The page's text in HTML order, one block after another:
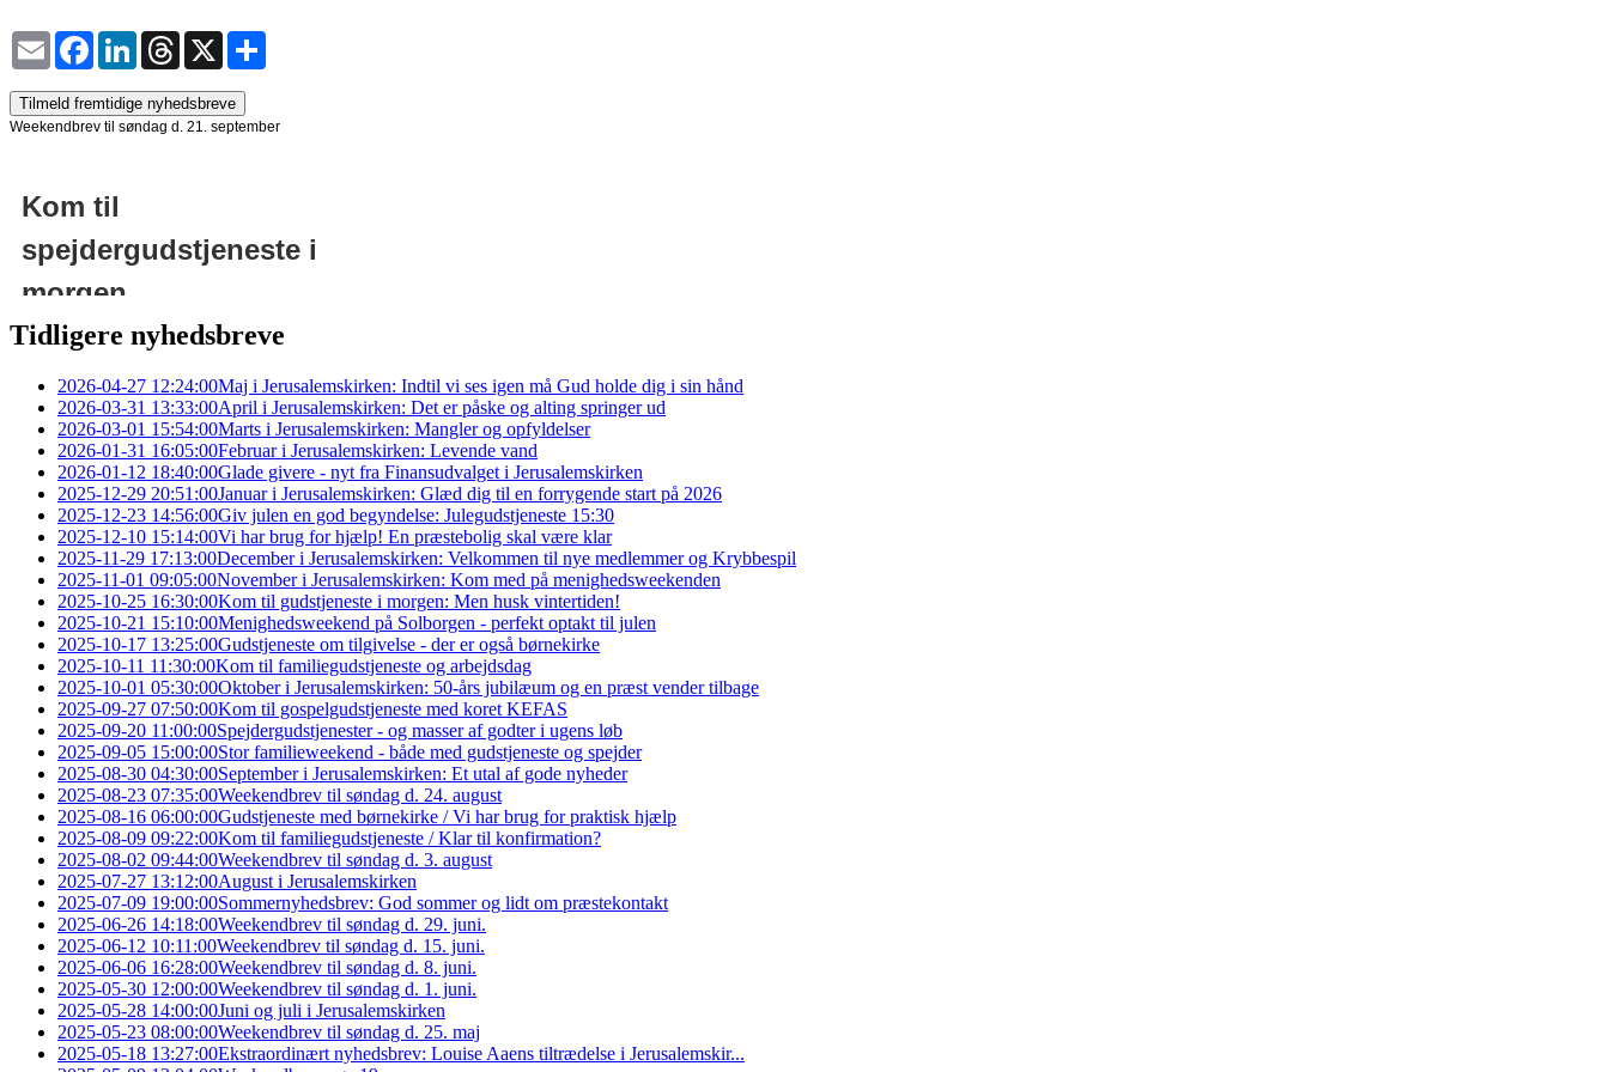
Email FacebookLinkedInThreadsX
Tilmeld fremtidige nyhedsbreve
Tidligere nyhedsbreve
2026-04-27 12:24:00Maj i Jerusalemskirken: Indtil vi ses igen må Gud holde dig i sin hånd
2026-03-31 13:33:00April i Jerusalemskirken: Det er påske og alting springer ud
2026-03-01 15:54:00Marts i Jerusalemskirken: Mangler og opfyldelser
2026-01-31 16:05:00Februar i Jerusalemskirken: Levende vand
2026-01-12 18:40:00Glade givere - nyt fra Finansudvalget i Jerusalemskirken
2025-12-29 20:51:00Januar i Jerusalemskirken: Glæd dig til en forrygende start på 2026
2025-12-23 14:56:00Giv julen en god begyndelse: Julegudstjeneste 15:30
2025-12-10 15:14:00Vi har brug for hjælp! En præstebolig skal være klar
2025-11-29 17:13:00December i Jerusalemskirken: Velkommen til nye medlemmer og Krybbespil
2025-11-01 09:05:00November i Jerusalemskirken: Kom med på menighedsweekenden
2025-10-25 16:30:00Kom til gudstjeneste i morgen: Men husk vintertiden!
2025-10-21 15:10:00Menighedsweekend på Solborgen - perfekt optakt til julen
2025-10-17 13:25:00Gudstjeneste om tilgivelse - der er også børnekirke
2025-10-11 11:30:00Kom til familiegudstjeneste og arbejdsdag
2025-10-01 05:30:00Oktober i Jerusalemskirken: 50-års jubilæum og en præst vender tilbage
2025-09-27 07:50:00Kom til gospelgudstjeneste med koret KEFAS
2025-09-20 11:00:00Spejdergudstjenester - og masser af godter i ugens løb
2025-09-05 15:00:00Stor familieweekend - både med gudstjeneste og spejder
2025-08-30 04:30:00September i Jerusalemskirken: Et utal af gode nyheder
2025-08-23 07:35:00Weekendbrev til søndag d. 24. august
2025-08-16 06:00:00Gudstjeneste med børnekirke / Vi har brug for praktisk hjælp
2025-08-09 09:22:00Kom til familiegudstjeneste / Klar til konfirmation?
2025-08-02 09:44:00Weekendbrev til søndag d. 3. august
2025-07-27 13:12:00August i Jerusalemskirken
2025-07-09 19:00:00Sommernyhedsbrev: God sommer og lidt om præstekontakt
2025-06-26 14:18:00Weekendbrev til søndag d. 29. juni.
2025-06-12 10:11:00Weekendbrev til søndag d. 15. juni.
2025-06-06 16:28:00Weekendbrev til søndag d. 8. juni.
2025-05-30 12:00:00Weekendbrev til søndag d. 1. juni.
2025-05-28 14:00:00Juni og juli i Jerusalemskirken
2025-05-23 08:00:00Weekendbrev til søndag d. 25. maj
2025-05-18 13:27:00Ekstraordinært nyhedsbrev: Louise Aaens tiltrædelse i Jerusalemskir...